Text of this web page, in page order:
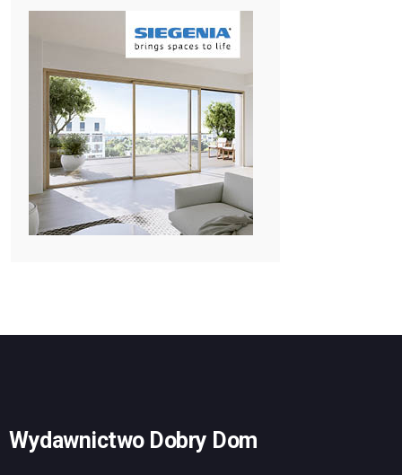
Wydawnictwo Dobry Dom